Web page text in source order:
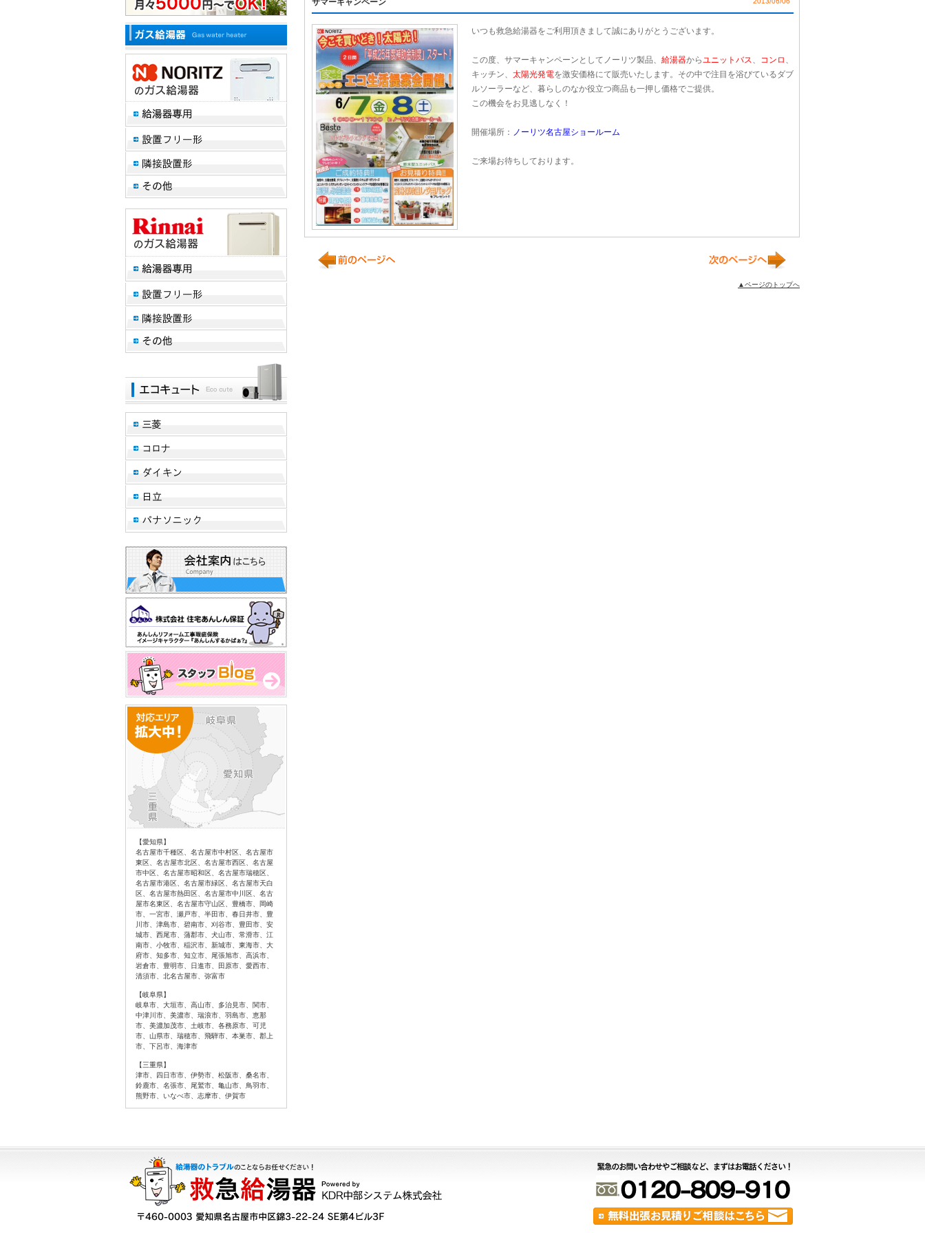
【愛知県】
名古屋市千種区、名古屋市中村区、名古屋市
東区、名古屋市北区、名古屋市西区、名古屋
市中区、名古屋市昭和区、名古屋市瑞穂区、
名古屋市港区、名古屋市緑区、名古屋市天白
区、名古屋市熱田区、名古屋市中川区、名古
屋市名東区、名古屋市守山区、豊橋市、岡崎
市、一宮市、瀬戸市、半田市、春日井市、豊
川市、津島市、碧南市、刈谷市、豊田市、安
城市、西尾市、蒲郡市、犬山市、常滑市、江
南市、小牧市、稲沢市、新城市、東海市、大
府市、知多市、知立市、尾張旭市、高浜市、
岩倉市、豊明市、日進市、田原市、愛西市、
清須市、北名古屋市、弥富市
【岐阜県】
岐阜市、大垣市、高山市、多治見市、関市、
中津川市、美濃市、瑞浪市、羽島市、恵那
市、美濃加茂市、土岐市、各務原市、可児
市、山県市、瑞穂市、飛騨市、本巣市、郡上
市、下呂市、海津市
【三重県】
津市、四日市市、伊勢市、松阪市、桑名市、
鈴鹿市、名張市、尾鷲市、亀山市、鳥羽市、
熊野市、いなべ市、志摩市、伊賀市
サマーキャンペーン
いつも救急給湯器をご利用頂きまして誠にありがとうございます。
この度、サマーキャンペーンとしてノーリツ製品、 給湯器からユニットバス、 コンロ 、
キッチン、 太陽光発電を激安価格にて販売いたします。その中で注目を浴びているダブ
ルソーラーなど、暮らしのなか役立つ商品も一押し価格でご提供。
この機会をお見逃しなく！
開催場所： ノーリツ名古屋ショールーム
ご来場お待ちしております。
▲ページのトップへ